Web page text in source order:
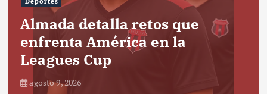
Almada detalla retos que
enfrenta América en la
Leagues Cup
agosto 9, 2026